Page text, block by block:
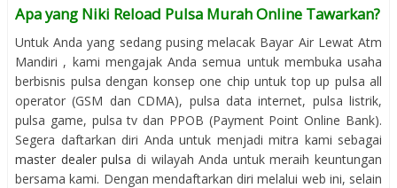
Apa yang Niki Reload Pulsa Murah Online Tawarkan?
Untuk Anda yang sedang pusing melacak Bayar Air Lewat Atm
Mandiri , kami mengajak Anda semua untuk membuka usaha
berbisnis pulsa dengan konsep one chip untuk top up pulsa all
operator (GSM dan CDMA), pulsa data internet, pulsa listrik,
pulsa game, pulsa tv dan PPOB (Payment Point Online Bank).
Segera daftarkan diri Anda untuk menjadi mitra kami sebagai
master dealer pulsa di wilayah Anda untuk meraih keuntungan
bersama kami. Dengan mendaftarkan diri melalui web ini, selain